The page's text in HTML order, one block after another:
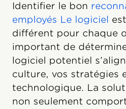
Identifier le bon
employés Le logiciel
différent pour chaque
important de
logiciel potentiel
culture, vos stratégies
technologique. La
non seulement